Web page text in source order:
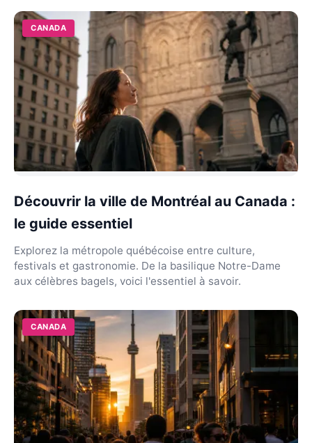
CANADA
Découvrir la ville de Montréal au Canada :
le guide essentiel
Explorez la métropole québécoise entre culture,
festivals et gastronomie. De la basilique Notre-Dame
aux célèbres bagels, voici l'essentiel à savoir.
CANADA